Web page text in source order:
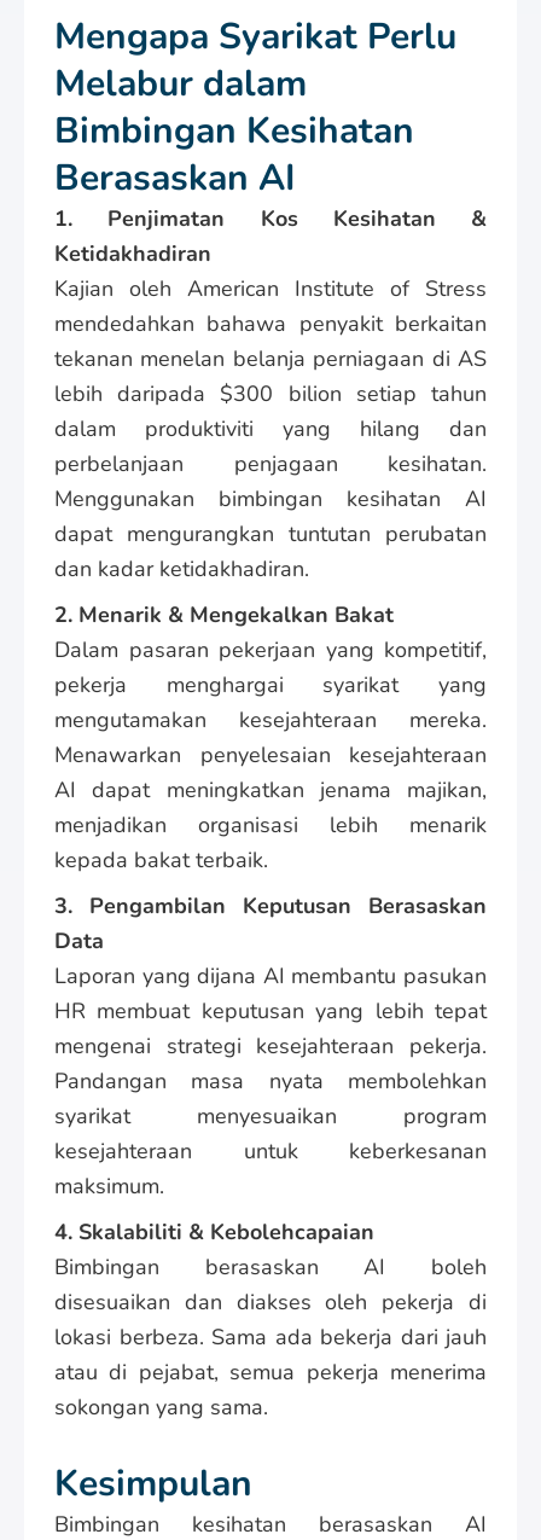
Mengapa Syarikat Perlu
Melabur dalam
Bimbingan Kesihatan
Berasaskan AI
1. Penjimatan Kos Kesihatan &
Ketidakhadiran
Kajian oleh American Institute of Stress
mendedahkan bahawa penyakit berkaitan
tekanan menelan belanja perniagaan di AS
lebih daripada $300 bilion setiap tahun
dalam produktiviti yang hilang dan
perbelanjaan penjagaan kesihatan.
Menggunakan bimbingan kesihatan AI
dapat mengurangkan tuntutan perubatan
dan kadar ketidakhadiran.
2. Menarik & Mengekalkan Bakat
Dalam pasaran pekerjaan yang kompetitif,
pekerja menghargai syarikat yang
mengutamakan kesejahteraan mereka.
Menawarkan penyelesaian kesejahteraan
AI dapat meningkatkan jenama majikan,
menjadikan organisasi lebih menarik
kepada bakat terbaik.
3. Pengambilan Keputusan Berasaskan
Data
Laporan yang dijana AI membantu pasukan
HR membuat keputusan yang lebih tepat
mengenai strategi kesejahteraan pekerja.
Pandangan masa nyata membolehkan
syarikat menyesuaikan program
kesejahteraan untuk keberkesanan
maksimum.
4. Skalabiliti & Kebolehcapaian
Bimbingan berasaskan AI boleh
disesuaikan dan diakses oleh pekerja di
lokasi berbeza. Sama ada bekerja dari jauh
atau di pejabat, semua pekerja menerima
sokongan yang sama.
Kesimpulan
Bimbingan kesihatan berasaskan AI